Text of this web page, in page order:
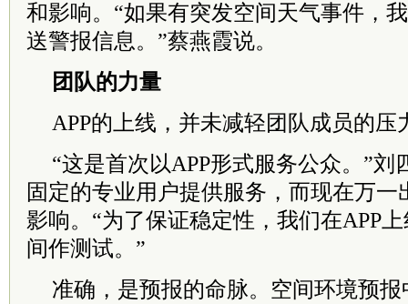
和影响。“如果有突发空间天气事件，
送警报信息。”蔡燕霞说。
团队的力量
APP的上线，并未减轻团队成员的压
“这是首次以APP形式服务公众。”刘
固定的专业用户提供服务，而现在万一
影响。“为了保证稳定性，我们在APP
间作测试。”
准确，是预报的命脉。空间环境预